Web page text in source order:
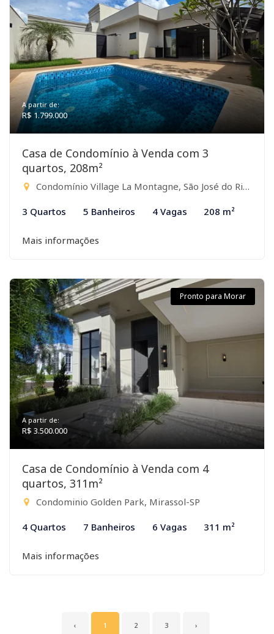
A partir de:
R$ 1.799.000
Casa de Condomínio à Venda com 3
quartos, 208m²
Condomínio Village La Montagne, São José do Rio Preto-SP
3 Quartos 5 Banheiros 4 Vagas 208 m²
Mais informações
Pronto para Morar
A partir de:
R$ 3.500.000
Casa de Condomínio à Venda com 4
quartos, 311m²
Condominio Golden Park, Mirassol-SP
4 Quartos 7 Banheiros 6 Vagas 311 m²
Mais informações
‹ 1 2 3 ›